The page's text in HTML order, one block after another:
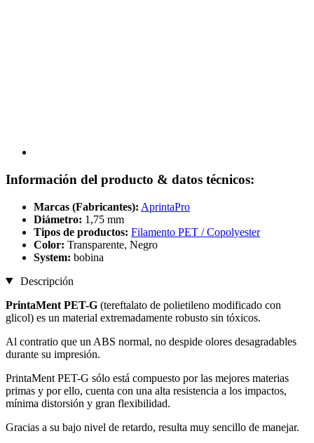
Información del producto & datos técnicos:
Marcas (Fabricantes): AprintaPro
Diámetro: 1,75 mm
Tipos de productos: Filamento PET / Copolyester
Color: Transparente, Negro
System: bobina
Descripción
PrintaMent PET-G (tereftalato de polietileno modificado con
glicol) es un material extremadamente robusto sin tóxicos.
Al contratio que un ABS normal, no despide olores desagradables
durante su impresión.
PrintaMent PET-G sólo está compuesto por las mejores materias
primas y por ello, cuenta con una alta resistencia a los impactos,
mínima distorsión y gran flexibilidad.
Gracias a su bajo nivel de retardo, resulta muy sencillo de manejar.